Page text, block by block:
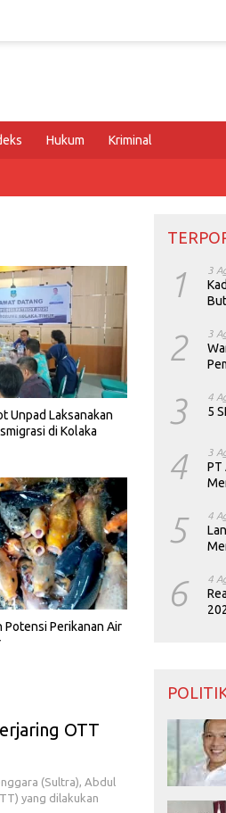
Hukum Kriminal
Unpad Laksanakan
di Kolaka
Potensi Perikanan Air
OTT
(Sultra), Abdul
yang dilakukan
1 3
2 3
3 4
5
4 3
PT
5 4
6 4